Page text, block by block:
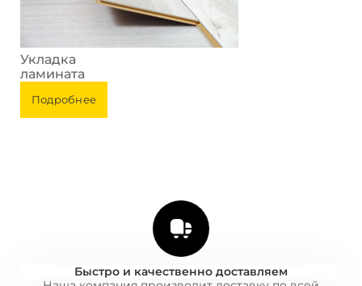
Укладка
ламината
Подробнее
Быстро и качественно доставляем